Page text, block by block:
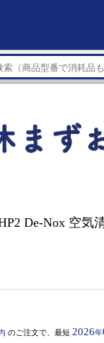
De-Nox 空
のご注文で、最短 2026年